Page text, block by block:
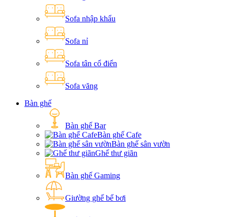
Sofa nhập khẩu
Sofa nỉ
Sofa tân cổ điển
Sofa văng
Bàn ghế
Bàn ghế Bar
Bàn ghế Cafe
Bàn ghế sân vườn
Ghế thư giãn
Bàn ghế Gaming
Giường ghế bể bơi